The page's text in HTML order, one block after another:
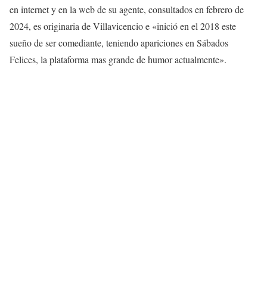
en internet y en la web de su agente, consultados en febrero de
2024, es originaria de Villavicencio e «inició en el 2018 este
sueño de ser comediante, teniendo apariciones en Sábados
Felices, la plataforma mas grande de humor actualmente».